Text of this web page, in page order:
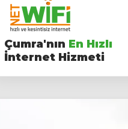
Çumra'nın En Hızlı
İnternet Hizmeti